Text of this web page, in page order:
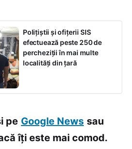
Polițiștii și ofițerii SIS
efectuează peste 250 de
percheziții în mai multe
localități din țară
pe Google News sau
îți este mai comod.